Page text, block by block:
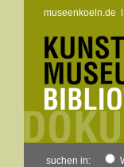
museenkoeln.de
suchen in: